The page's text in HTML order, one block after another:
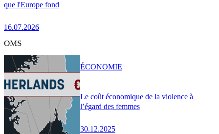
que l'Europe fond
16.07.2026
OMS
Le coût économique de la violence à
l’égard des femmes
30.12.2025
ÉCONOMIE